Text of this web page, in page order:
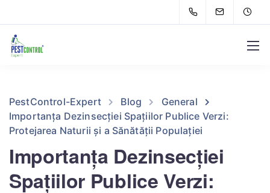
PestControl-Expert Blog
General
Importanța Dezinsecției Spațiilor Publice Verzi:
Protejarea Naturii și a Sănătății Populației
Importanța Dezinsecției
Spațiilor Publice Verzi: